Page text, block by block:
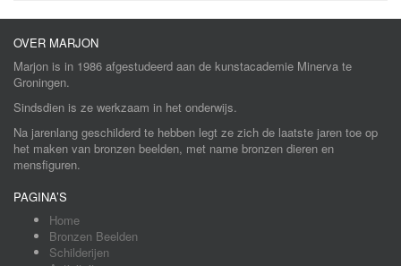
OVER MARJON
Marjon is in 1986 afgestudeerd aan de kunstacademie Minerva te
Groningen.
Sindsdien is ze werkzaam in het onderwijs.
Na jarenlang geschilderd te hebben legt ze zich de laatste jaren toe op
het maken van bronzen beelden, met name bronzen dieren en
mensfiguren.
PAGINA’S
Home
Bronzen Beelden
Schilderijen